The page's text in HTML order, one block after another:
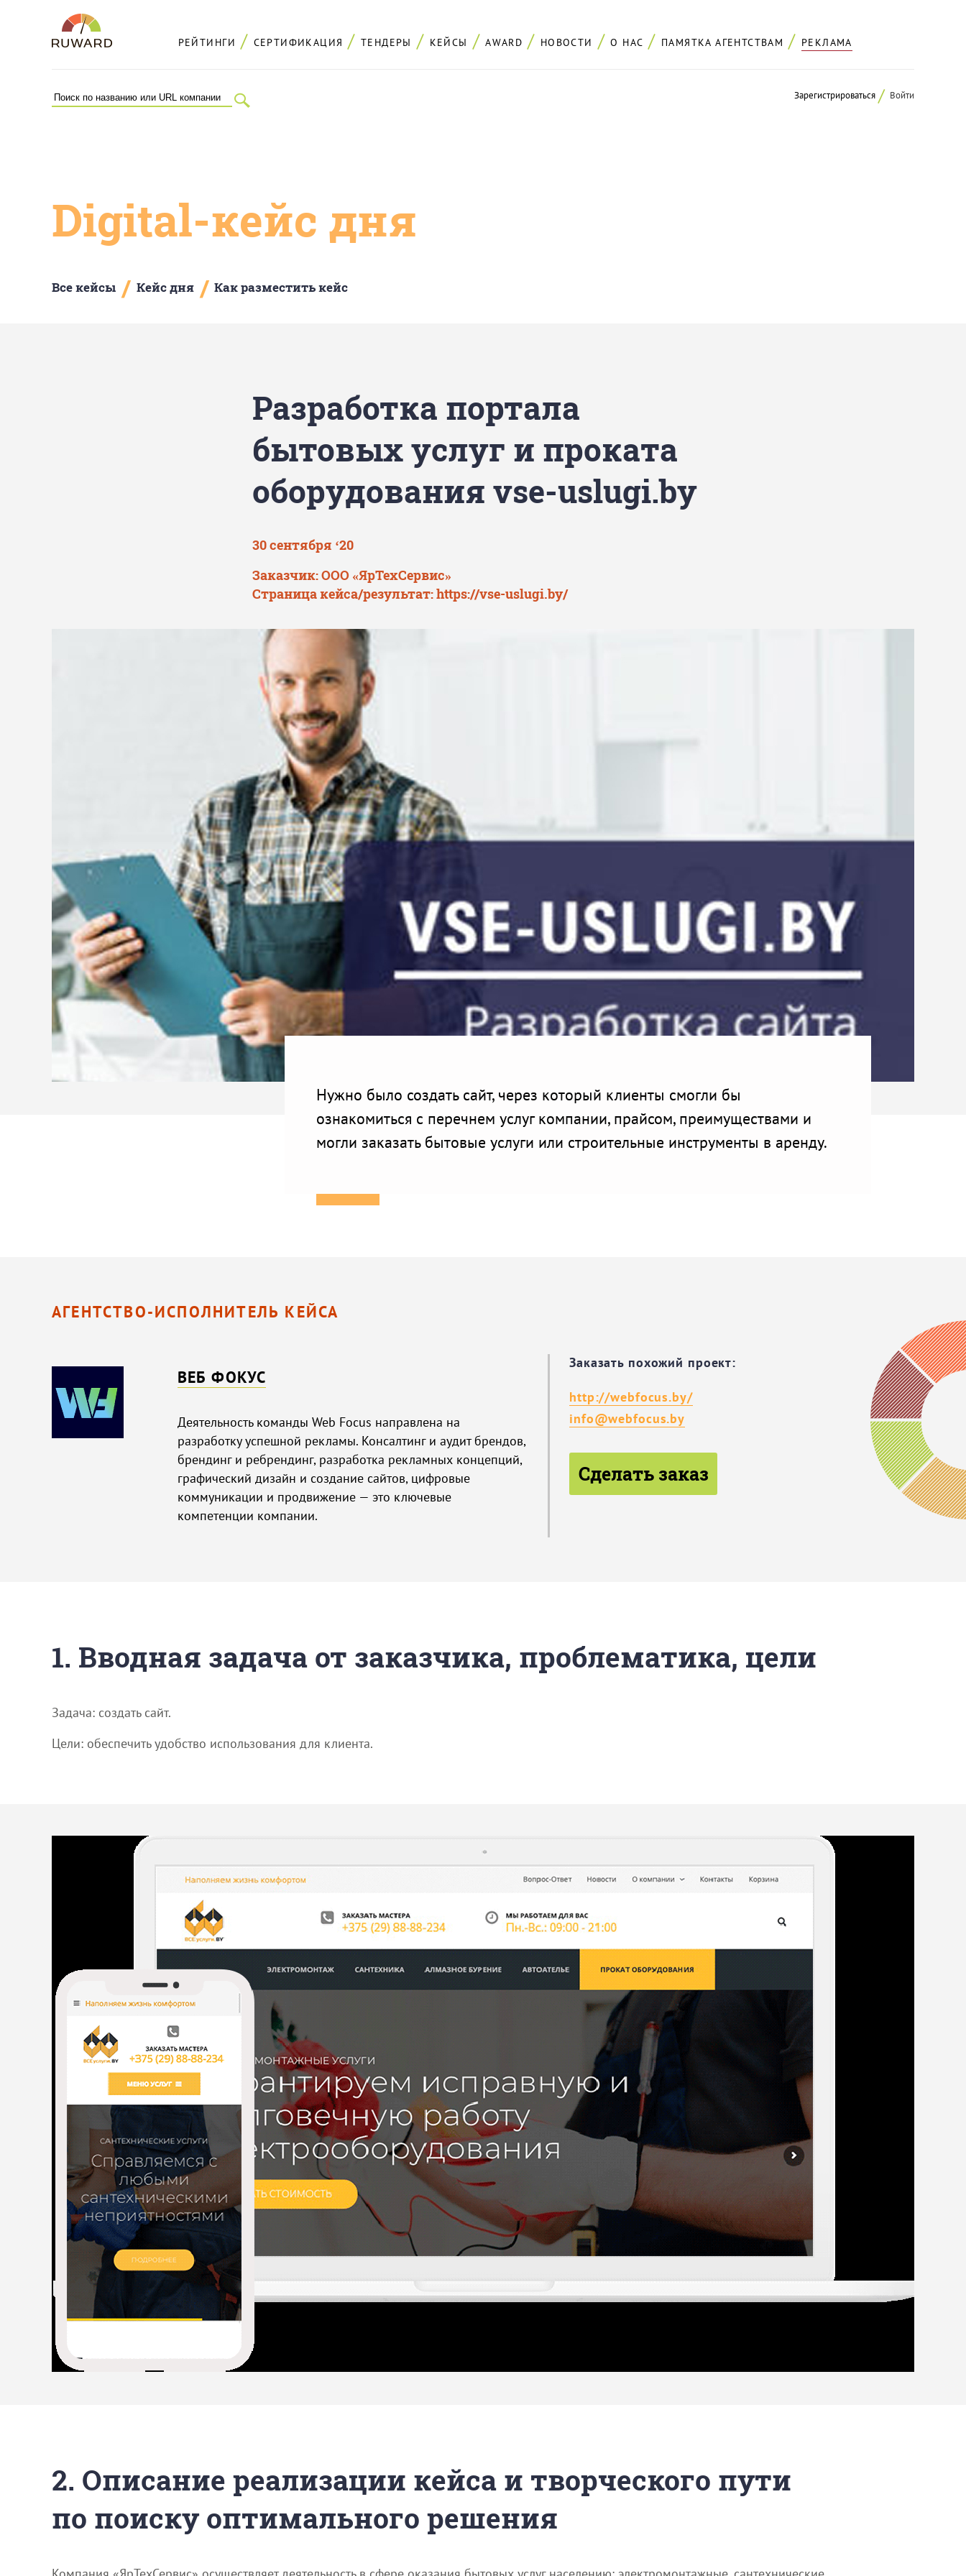
РЕЙТИНГИ СЕРТИФИКАЦИЯ ТЕНДЕРЫ КЕЙСЫ AWARD НОВОСТИ О НАС ПАМЯТКА АГЕНТСТВАМ РЕКЛАМА
Зарегистрироваться Войти
Digital-кейс дня
Все кейсы / Кейс дня / Как разместить кейс
Разработка портала
бытовых услуг и проката
оборудования vse-uslugi.by
30 сентября ‘20
Заказчик: ООО «ЯрТехСервис»
Страница кейса/результат:https://vse-uslugi.by/
Нужно было создать сайт, через который клиенты смогли бы
ознакомиться с перечнем услуг компании, прайсом, преимуществами и
могли заказать бытовые услуги или строительные инструменты в аренду.
АГЕНТСТВО-ИСПОЛНИТЕЛЬ КЕЙСА
ВЕБ ФОКУС
Деятельность команды Web Focus направлена на
разработку успешной рекламы. Консалтинг и аудит брендов,
брендинг и ребрендинг, разработка рекламных концепций,
графический дизайн и создание сайтов, цифровые
коммуникации и продвижение — это ключевые
компетенции компании.
Заказать похожий проект:
http://webfocus.by/
info@webfocus.by
Сделать заказ
1. Вводная задача от заказчика, проблематика, цели
Задача: создать сайт.
Цели: обеспечить удобство использования для клиента.
2. Описание реализации кейса и творческого пути
по поиску оптимального решения